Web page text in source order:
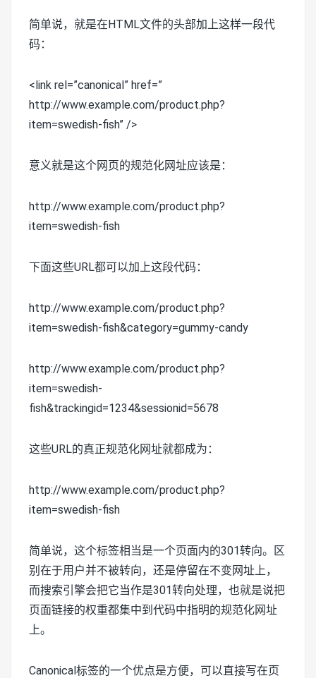
简单说，就是在HTML文件的头部加上这样一段代
码：
<link rel=”canonical” href=”
http://www.example.com/product.php?
item=swedish-fish” />
意义就是这个网页的规范化网址应该是：
http://www.example.com/product.php?
item=swedish-fish
下面这些URL都可以加上这段代码：
http://www.example.com/product.php?
item=swedish-fish&category=gummy-candy
http://www.example.com/product.php?
item=swedish-
fish&trackingid=1234&sessionid=5678
这些URL的真正规范化网址就都成为：
http://www.example.com/product.php?
item=swedish-fish
简单说，这个标签相当是一个页面内的301转向。区
别在于用户并不被转向，还是停留在不变网址上，
而搜索引擎会把它当作是301转向处理，也就是说把
页面链接的权重都集中到代码中指明的规范化网址
上。
Canonical标签的一个优点是方便，可以直接写在页